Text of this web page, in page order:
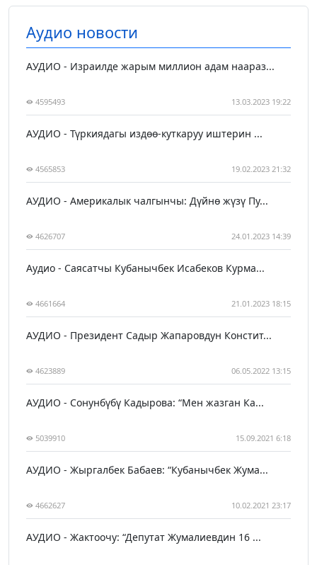
Аудио новости
АУДИО - Израилде жарым миллион адам наараз...
4595493 13.03.2023 19:22
АУДИО - Түркиядагы издөө-куткаруу иштерин ...
4565853 19.02.2023 21:32
АУДИО - Америкалык чалгынчы: Дүйнө жүзү Пу...
4626707 24.01.2023 14:39
Аудио - Саясатчы Кубанычбек Исабеков Курма...
4661664 21.01.2023 18:15
АУДИО - Президент Садыр Жапаровдун Констит...
4623889 06.05.2022 13:15
АУДИО - Сонунбүбү Кадырова: “Мен жазган Ка...
5039910 15.09.2021 6:18
АУДИО - Жыргалбек Бабаев: “Кубанычбек Жума...
4662627 10.02.2021 23:17
АУДИО - Жактоочу: “Депутат Жумалиевдин 16 ...